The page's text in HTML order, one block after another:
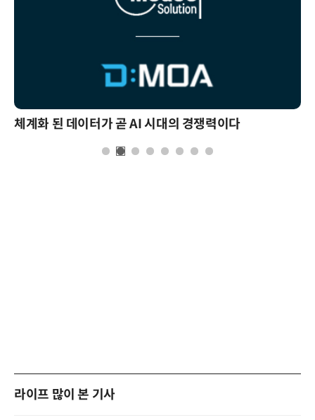
체계화 된 데이터가 곧 AI 시대의 경쟁력이다
라이프 많이 본 기사